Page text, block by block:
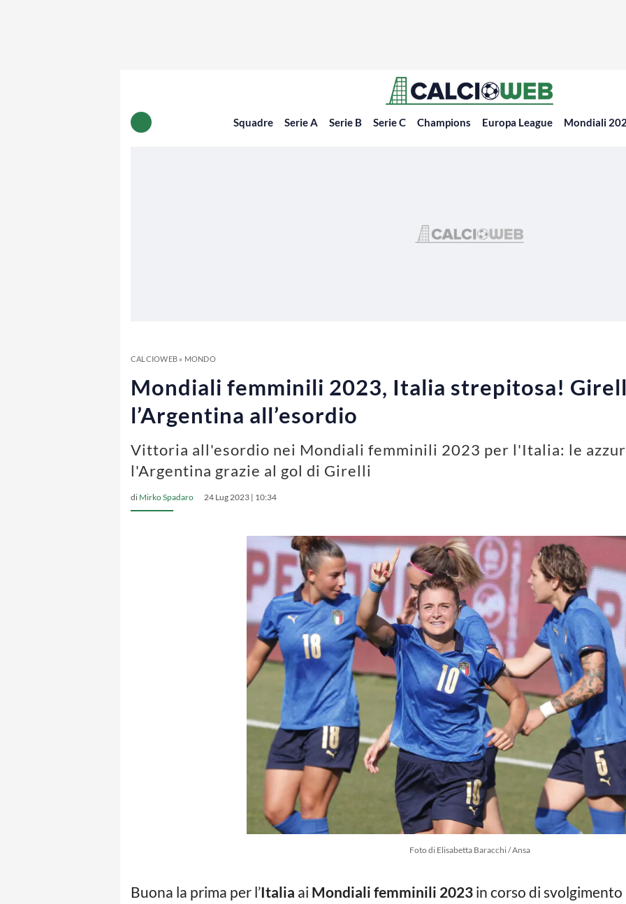
Squadre Serie A Serie B Serie C Champions Europa League Mondiali
CALCIOWEB» MONDO
Mondiali femminili 2023, Italia strepitosa!
l’Argentina all’esordio
Vittoria all'esordio nei Mondiali femminili 2023 per l'Italia: le
l'Argentina grazie al gol di Girelli
di Mirko Spadaro 24 Lug 2023 | 10:34
Foto di Elisabetta Baracchi / Ansa
Buona la prima per l’Italia ai Mondiali femminili 2023 in corso di